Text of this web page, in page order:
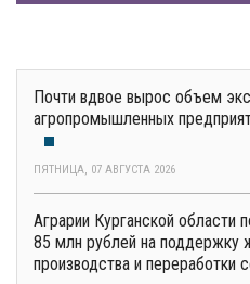
Почти вдвое вырос объем
агропромышленных
ПЯТНИЦА, 07 АВГУСТА 2026
Аграрии Курганской области
85 млн рублей на поддержку
производства и переработки